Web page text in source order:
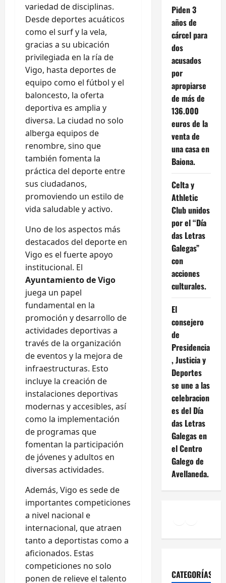
variedad de disciplinas.
Desde deportes acuáticos
como el surf y la vela,
gracias a su ubicación
privilegiada en la ría de
Vigo, hasta deportes de
equipo como el fútbol y el
baloncesto, la oferta
deportiva es amplia y
diversa. La ciudad no solo
alberga equipos de
renombre, sino que
también fomenta la
práctica del deporte entre
sus ciudadanos,
promoviendo un estilo de
vida saludable y activo.
Uno de los aspectos más
destacados del deporte en
Vigo es el fuerte apoyo
institucional. El
Ayuntamiento de Vigo
juega un papel
fundamental en la
promoción y desarrollo de
actividades deportivas a
través de la organización
de eventos y la mejora de
infraestructuras. Esto
incluye la creación de
instalaciones deportivas
modernas y accesibles, así
como la implementación
de programas que
fomentan la participación
de jóvenes y adultos en
diversas actividades.
Además, Vigo es sede de
importantes competiciones
a nivel nacional e
internacional, que atraen
tanto a deportistas como a
aficionados. Estas
competiciones no solo
ponen de relieve el talento
Piden 3
años de
cárcel para
dos
acusados
por
apropiarse
de más de
136.000
euros de la
venta de
una casa en
Baiona.
Celta y
Athletic
Club unidos
por el “Día
das Letras
Galegas”
con
acciones
culturales.
El
consejero
de
Presidencia
, Justicia y
Deportes
se une a las
celebracion
es del Día
das Letras
Galegas en
el Centro
Galego de
Avellaneda.
CATEGORÍAS